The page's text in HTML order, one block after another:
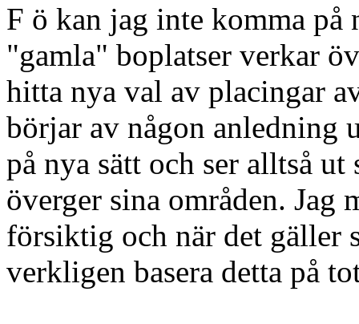
F ö kan jag inte komma på
"gamla" boplatser verkar
hitta nya val av placingar
börjar av någon anledning
på nya sätt och ser alltså
överger sina områden. Jag
försiktig och när det gäller
verkligen basera detta på